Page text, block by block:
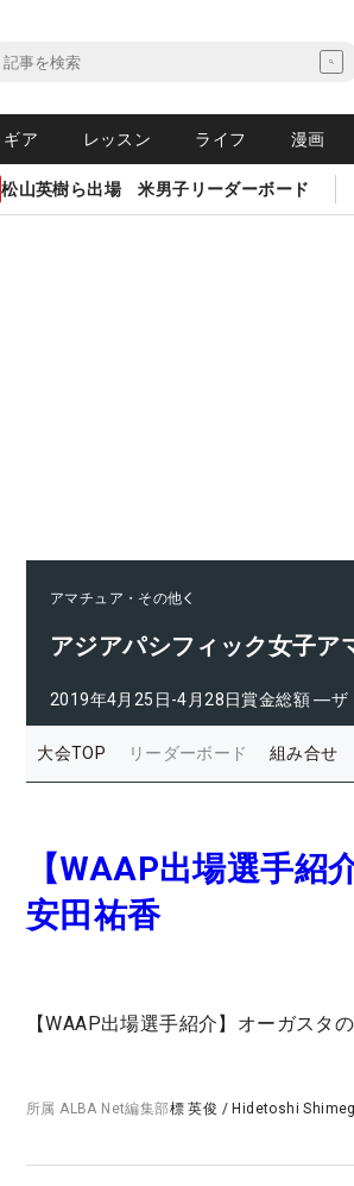
ギア レッスン ライフ 漫画
松山英樹ら出場 米男子リーダーボード
アマチュア・その他
アジアパシフィック女子ア
2019年4月25日-4月28日賞金総額 ―ザ
大会TOP リーダーボード 組み合せ
【WAAP出場選手
安田祐香
【WAAP出場選手紹介】オーガスタ
所属ALBA Net編集部標 英俊 / Hidetoshi